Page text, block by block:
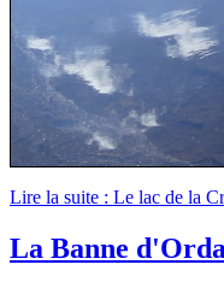
Lire la suite : Le lac de la
La Banne